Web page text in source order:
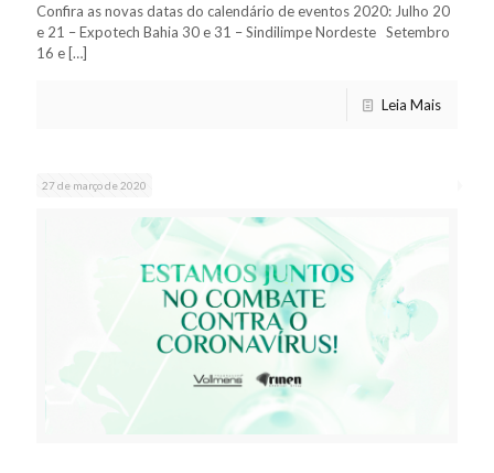
Confira as novas datas do calendário de eventos 2020: Julho 20
e 21 – Expotech Bahia 30 e 31 – Sindilimpe Nordeste Setembro
16 e […]
Leia Mais
27 de março de 2020